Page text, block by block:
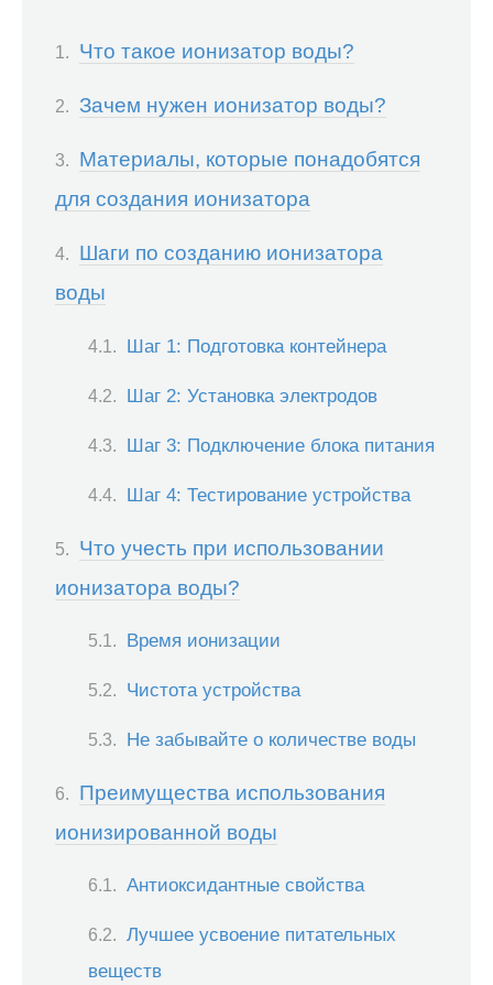
Что такое ионизатор воды?
Зачем нужен ионизатор воды?
Материалы, которые понадобятся
для создания ионизатора
Шаги по созданию ионизатора
воды
Шаг 1: Подготовка контейнера
Шаг 2: Установка электродов
Шаг 3: Подключение блока питания
Шаг 4: Тестирование устройства
Что учесть при использовании
ионизатора воды?
Время ионизации
Чистота устройства
Не забывайте о количестве воды
Преимущества использования
ионизированной воды
Антиоксидантные свойства
Лучшее усвоение питательных
веществ